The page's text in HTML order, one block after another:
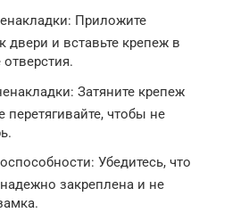
Приложите
двери и вставьте крепеж в
Затяните крепеж
перетягивайте, чтобы не
Убедитесь, что
закреплена и не